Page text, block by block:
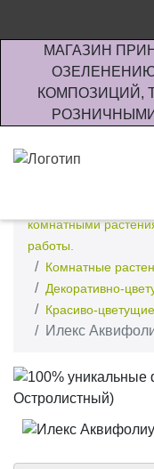
МАГАЗИН
КОМПОЗИЦИЙ,
комнатными
работы.
Комнатные
Декоративно-
Красиво-
Илекс